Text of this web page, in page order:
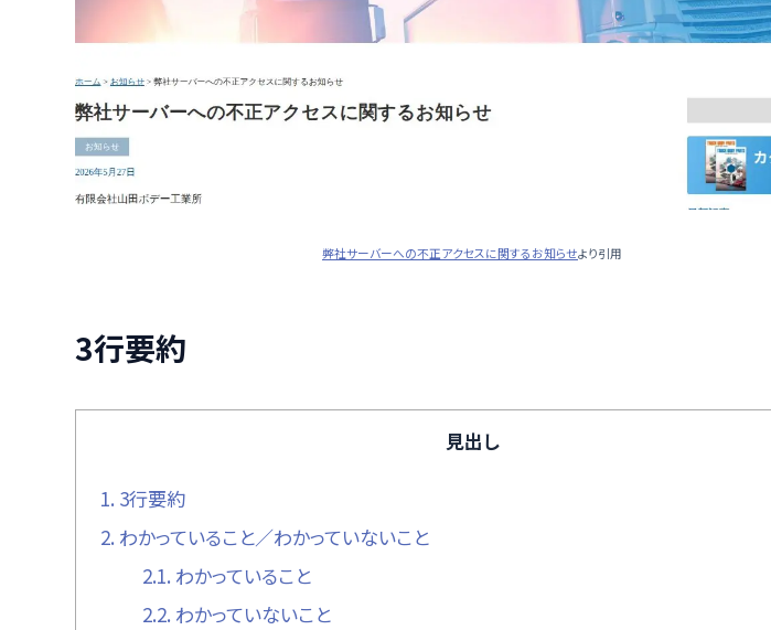
弊社サーバーへの不正アクセスに関するお知らせより引用
3行要約
見出し
1. 3行要約
2. わかっていること／わかっていないこと
2.1. わかっていること
2.2. わかっていないこと